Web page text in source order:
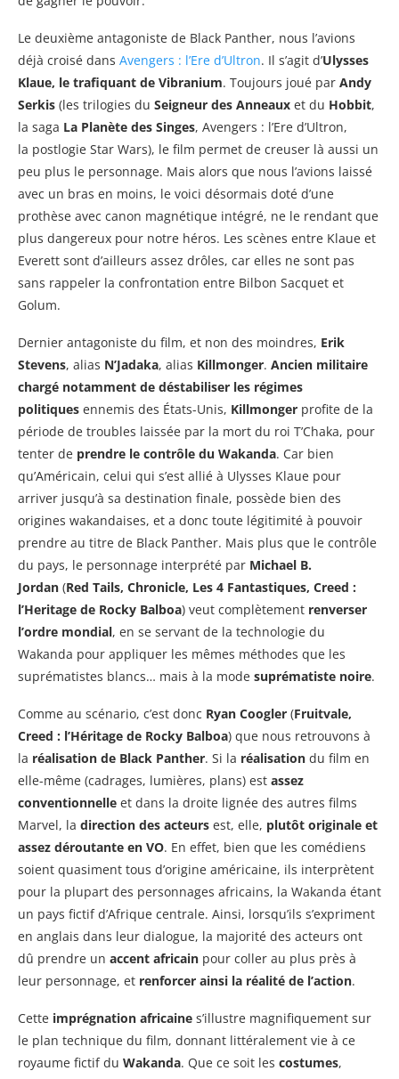
Le deuxième antagoniste de Black Panther, nous l’avions
déjà croisé dans Avengers : l’Ere d’Ultron. Il s’agit d’Ulysses
Klaue, le trafiquant de Vibranium. Toujours joué par Andy
Serkis (les trilogies du Seigneur des Anneaux et du Hobbit,
la saga La Planète des Singes, Avengers : l’Ere d’Ultron,
la postlogie Star Wars), le film permet de creuser là aussi un
peu plus le personnage. Mais alors que nous l’avions laissé
avec un bras en moins, le voici désormais doté d’une
prothèse avec canon magnétique intégré, ne le rendant que
plus dangereux pour notre héros. Les scènes entre Klaue et
Everett sont d’ailleurs assez drôles, car elles ne sont pas
sans rappeler la confrontation entre Bilbon Sacquet et
Golum.
Dernier antagoniste du film, et non des moindres, Erik
Stevens, alias N’Jadaka, alias Killmonger. Ancien militaire
chargé notamment de déstabiliser les régimes
politiques ennemis des États-Unis, Killmonger profite de la
période de troubles laissée par la mort du roi T’Chaka, pour
tenter de prendre le contrôle du Wakanda. Car bien
qu’Américain, celui qui s’est allié à Ulysses Klaue pour
arriver jusqu’à sa destination finale, possède bien des
origines wakandaises, et a donc toute légitimité à pouvoir
prendre au titre de Black Panther. Mais plus que le contrôle
du pays, le personnage interprété par Michael B.
Jordan (Red Tails, Chronicle, Les 4 Fantastiques, Creed :
l’Heritage de Rocky Balboa) veut complètement renverser
l’ordre mondial, en se servant de la technologie du
Wakanda pour appliquer les mêmes méthodes que les
suprématistes blancs… mais à la mode suprématiste noire.
Comme au scénario, c’est donc Ryan Coogler (Fruitvale,
Creed : l’Héritage de Rocky Balboa) que nous retrouvons à
la réalisation de Black Panther. Si la réalisation du film en
elle-même (cadrages, lumières, plans) est assez
conventionnelle et dans la droite lignée des autres films
Marvel, la direction des acteurs est, elle, plutôt originale et
assez déroutante en VO. En effet, bien que les comédiens
soient quasiment tous d’origine américaine, ils interprètent
pour la plupart des personnages africains, la Wakanda étant
un pays fictif d’Afrique centrale. Ainsi, lorsqu’ils s’expriment
en anglais dans leur dialogue, la majorité des acteurs ont
dû prendre un accent africain pour coller au plus près à
leur personnage, et renforcer ainsi la réalité de l’action.
Cette imprégnation africaine s’illustre magnifiquement sur
le plan technique du film, donnant littéralement vie à ce
royaume fictif du Wakanda. Que ce soit les costumes,